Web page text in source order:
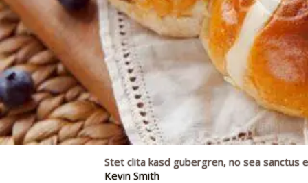
Stet clita kasd gubergren, no sea sanctus
Kevin Smith